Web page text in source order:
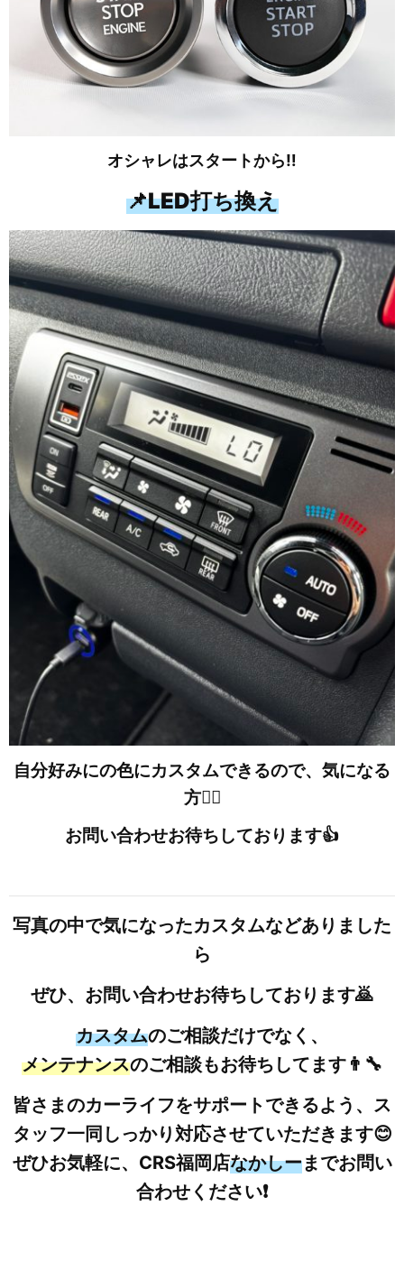
オシャレはスタートから‼
📌LED打ち換え
自分好みにの色にカスタムできるので、気になる
方💁‍♂️
お問い合わせお待ちしております👍
写真の中で気になったカスタムなどありました
ら
ぜひ、お問い合わせお待ちしております🙇
カスタムのご相談だけでなく、
メンテナンスのご相談もお待ちしてます👨‍🔧
皆さまのカーライフをサポートできるよう、ス
タッフ一同しっかり対応させていただきます😊
ぜひお気軽に、CRS福岡店なかしーまでお問い
合わせください❗